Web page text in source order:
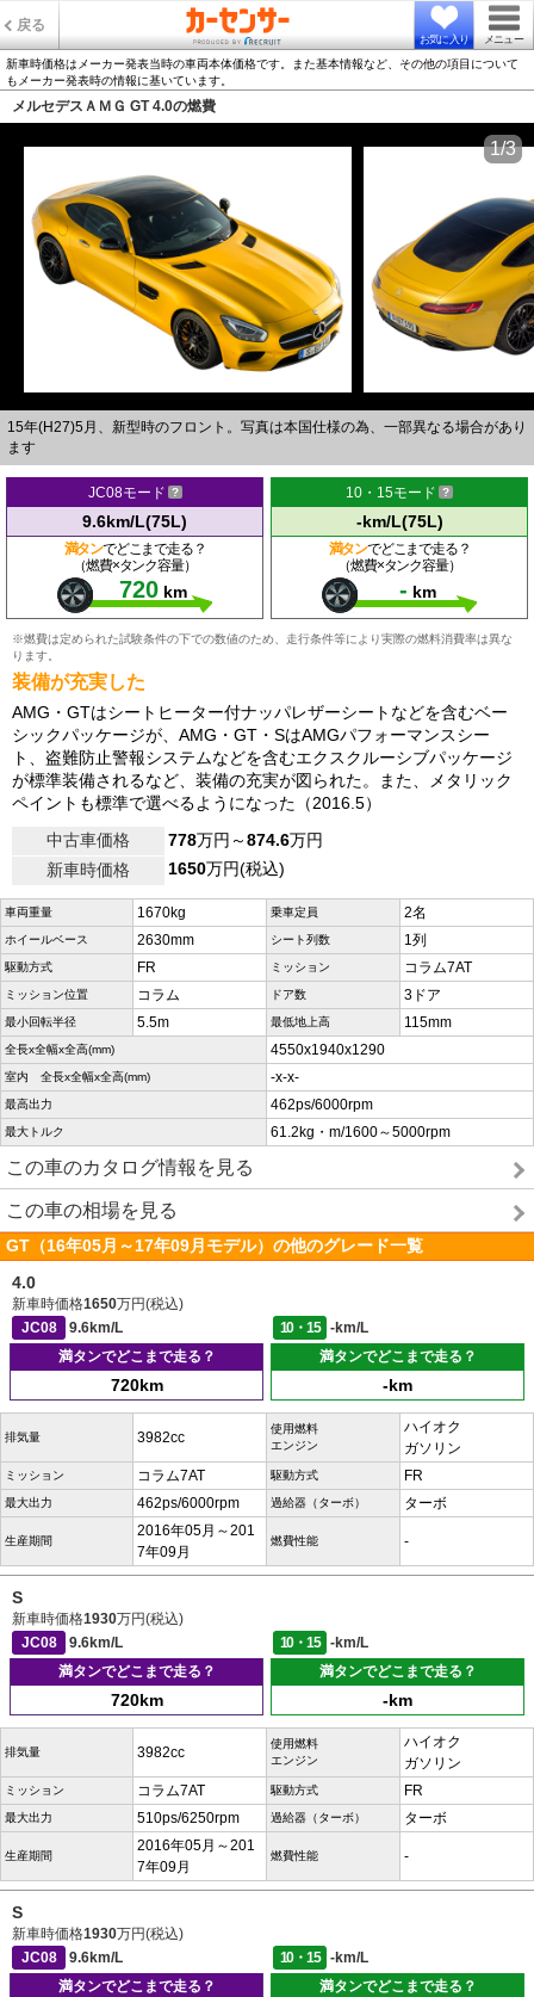
戻る
お気に入り メニュー
新車時価格はメーカー発表当時の車両本体価格です。また基本情報など、その他の項目について
もメーカー発表時の情報に基いています。
メルセデスＡＭＧ GT 4.0の燃費
15年(H27)5月、新型時のフロント。写真は本国仕様の為、一部異なる場合があり
ます
1/3
JC08モード
9.6km/L(75L)
満タンでどこまで走る？
（燃費×タンク容量）
720 km
10・15モード
-km/L(75L)
満タンでどこまで走る？
（燃費×タンク容量）
- km
※燃費は定められた試験条件の下での数値のため、走行条件等により実際の燃料消費率は異な
ります。
装備が充実した
AMG・GTはシートヒーター付ナッパレザーシートなどを含むベー
シックパッケージが、AMG・GT・SはAMGパフォーマンスシー
ト、盗難防止警報システムなどを含むエクスクルーシブパッケージ
が標準装備されるなど、装備の充実が図られた。また、メタリック
ペイントも標準で選べるようになった（2016.5）
中古車価格
778万円～874.6万円
新車時価格
1650万円(税込)
車両重量 1670kg 乗車定員 2名
ホイールベース 2630mm シート列数 1列
駆動方式 FR ミッション コラム7AT
ミッション位置 コラム ドア数 3ドア
最小回転半径 5.5m 最低地上高 115mm
全長x全幅x全高(mm) 4550x1940x1290
室内 全長x全幅x全高(mm) -x-x-
最高出力 462ps/6000rpm
最大トルク 61.2kg・m/1600～5000rpm
この車のカタログ情報を見る
この車の相場を見る
GT（16年05月～17年09月モデル）の他のグレード一覧
4.0
新車時価格1650万円(税込)
JC08
9.6km/L 10・15
-km/L
満タンでどこまで走る？
720km
満タンでどこまで走る？
-km
排気量 3982cc
使用燃料
エンジン
ハイオク
ガソリン
ミッション コラム7AT 駆動方式 FR
最大出力 462ps/6000rpm 過給器（ターボ） ターボ
生産期間
2016年05月～201
7年09月
燃費性能 -
S
新車時価格1930万円(税込)
JC08
9.6km/L 10・15
-km/L
満タンでどこまで走る？
720km
満タンでどこまで走る？
-km
排気量 3982cc
使用燃料
エンジン
ハイオク
ガソリン
ミッション コラム7AT 駆動方式 FR
最大出力 510ps/6250rpm 過給器（ターボ） ターボ
生産期間
2016年05月～201
7年09月
燃費性能 -
S
新車時価格1930万円(税込)
JC08
9.6km/L 10・15
-km/L
満タンでどこまで走る？
満タンでどこまで走る？